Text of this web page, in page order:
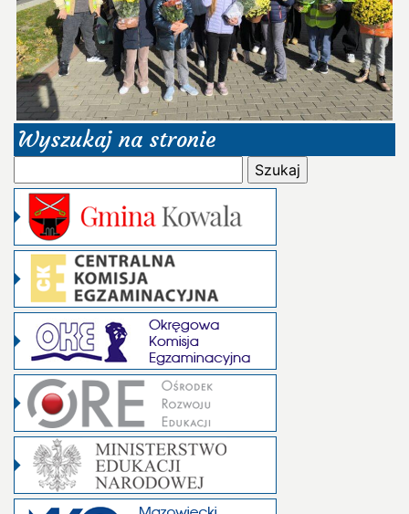
Wyszukaj na stronie